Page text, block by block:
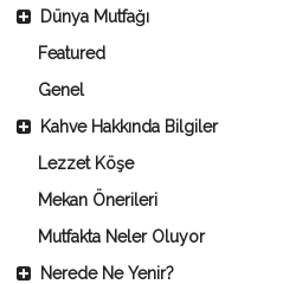
Dünya Mutfağı
Featured
Genel
Kahve Hakkında Bilgiler
Lezzet Köşe
Mekan Önerileri
Mutfakta Neler Oluyor
Nerede Ne Yenir?